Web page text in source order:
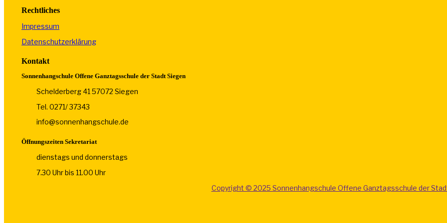
Rechtliches
Impressum
Datenschutzerklärung
Kontakt
Sonnenhangschule Offene Ganztagsschule der Stadt Siegen
Schelderberg 41 57072 Siegen
Tel. 0271/ 37343
info@sonnenhangschule.de
Öffnungszeiten Sekretariat
dienstags und donnerstags
7.30 Uhr bis 11.00 Uhr
Copyright © 2025 Sonnenhangschule Offene Ganztagsschule der